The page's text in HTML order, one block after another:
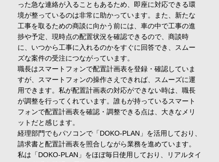
った急な連絡が入ることもあるため、即座に対応できる環
境が整っているのは非常に助かっています。また、新たな
工事を取るための商談に向かう前には、車の中で工事の進
捗や予定、現時点の配置状況を確認できるので、商談時
に、いつから工事に入れるのかをすぐに回答でき、スムー
ズな案件の受注につながっています。
職長はスマートフォンで配置計画表を登録・確認していま
すが、スマートフォンの操作さえできれば、スムーズに運
用できます。私が配置計画表の対応ができない時は、職長
が調整を行ってくれています。誰もが持っているスマート
フォンで配置計画表を確認・調整できる点は、大きなメリ
ットだと感じます。
経理部門でもパソコンで「DOKO-PLAN」を活用しており、
請求書と配置計画表を照合しながら業務を進めています。
私は「DOKO-PLAN」をほぼ毎日使用しており、リアルタイ